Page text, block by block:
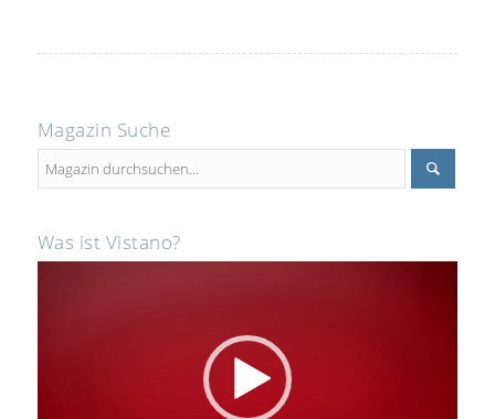
Magazin Suche
Was ist Vistano?